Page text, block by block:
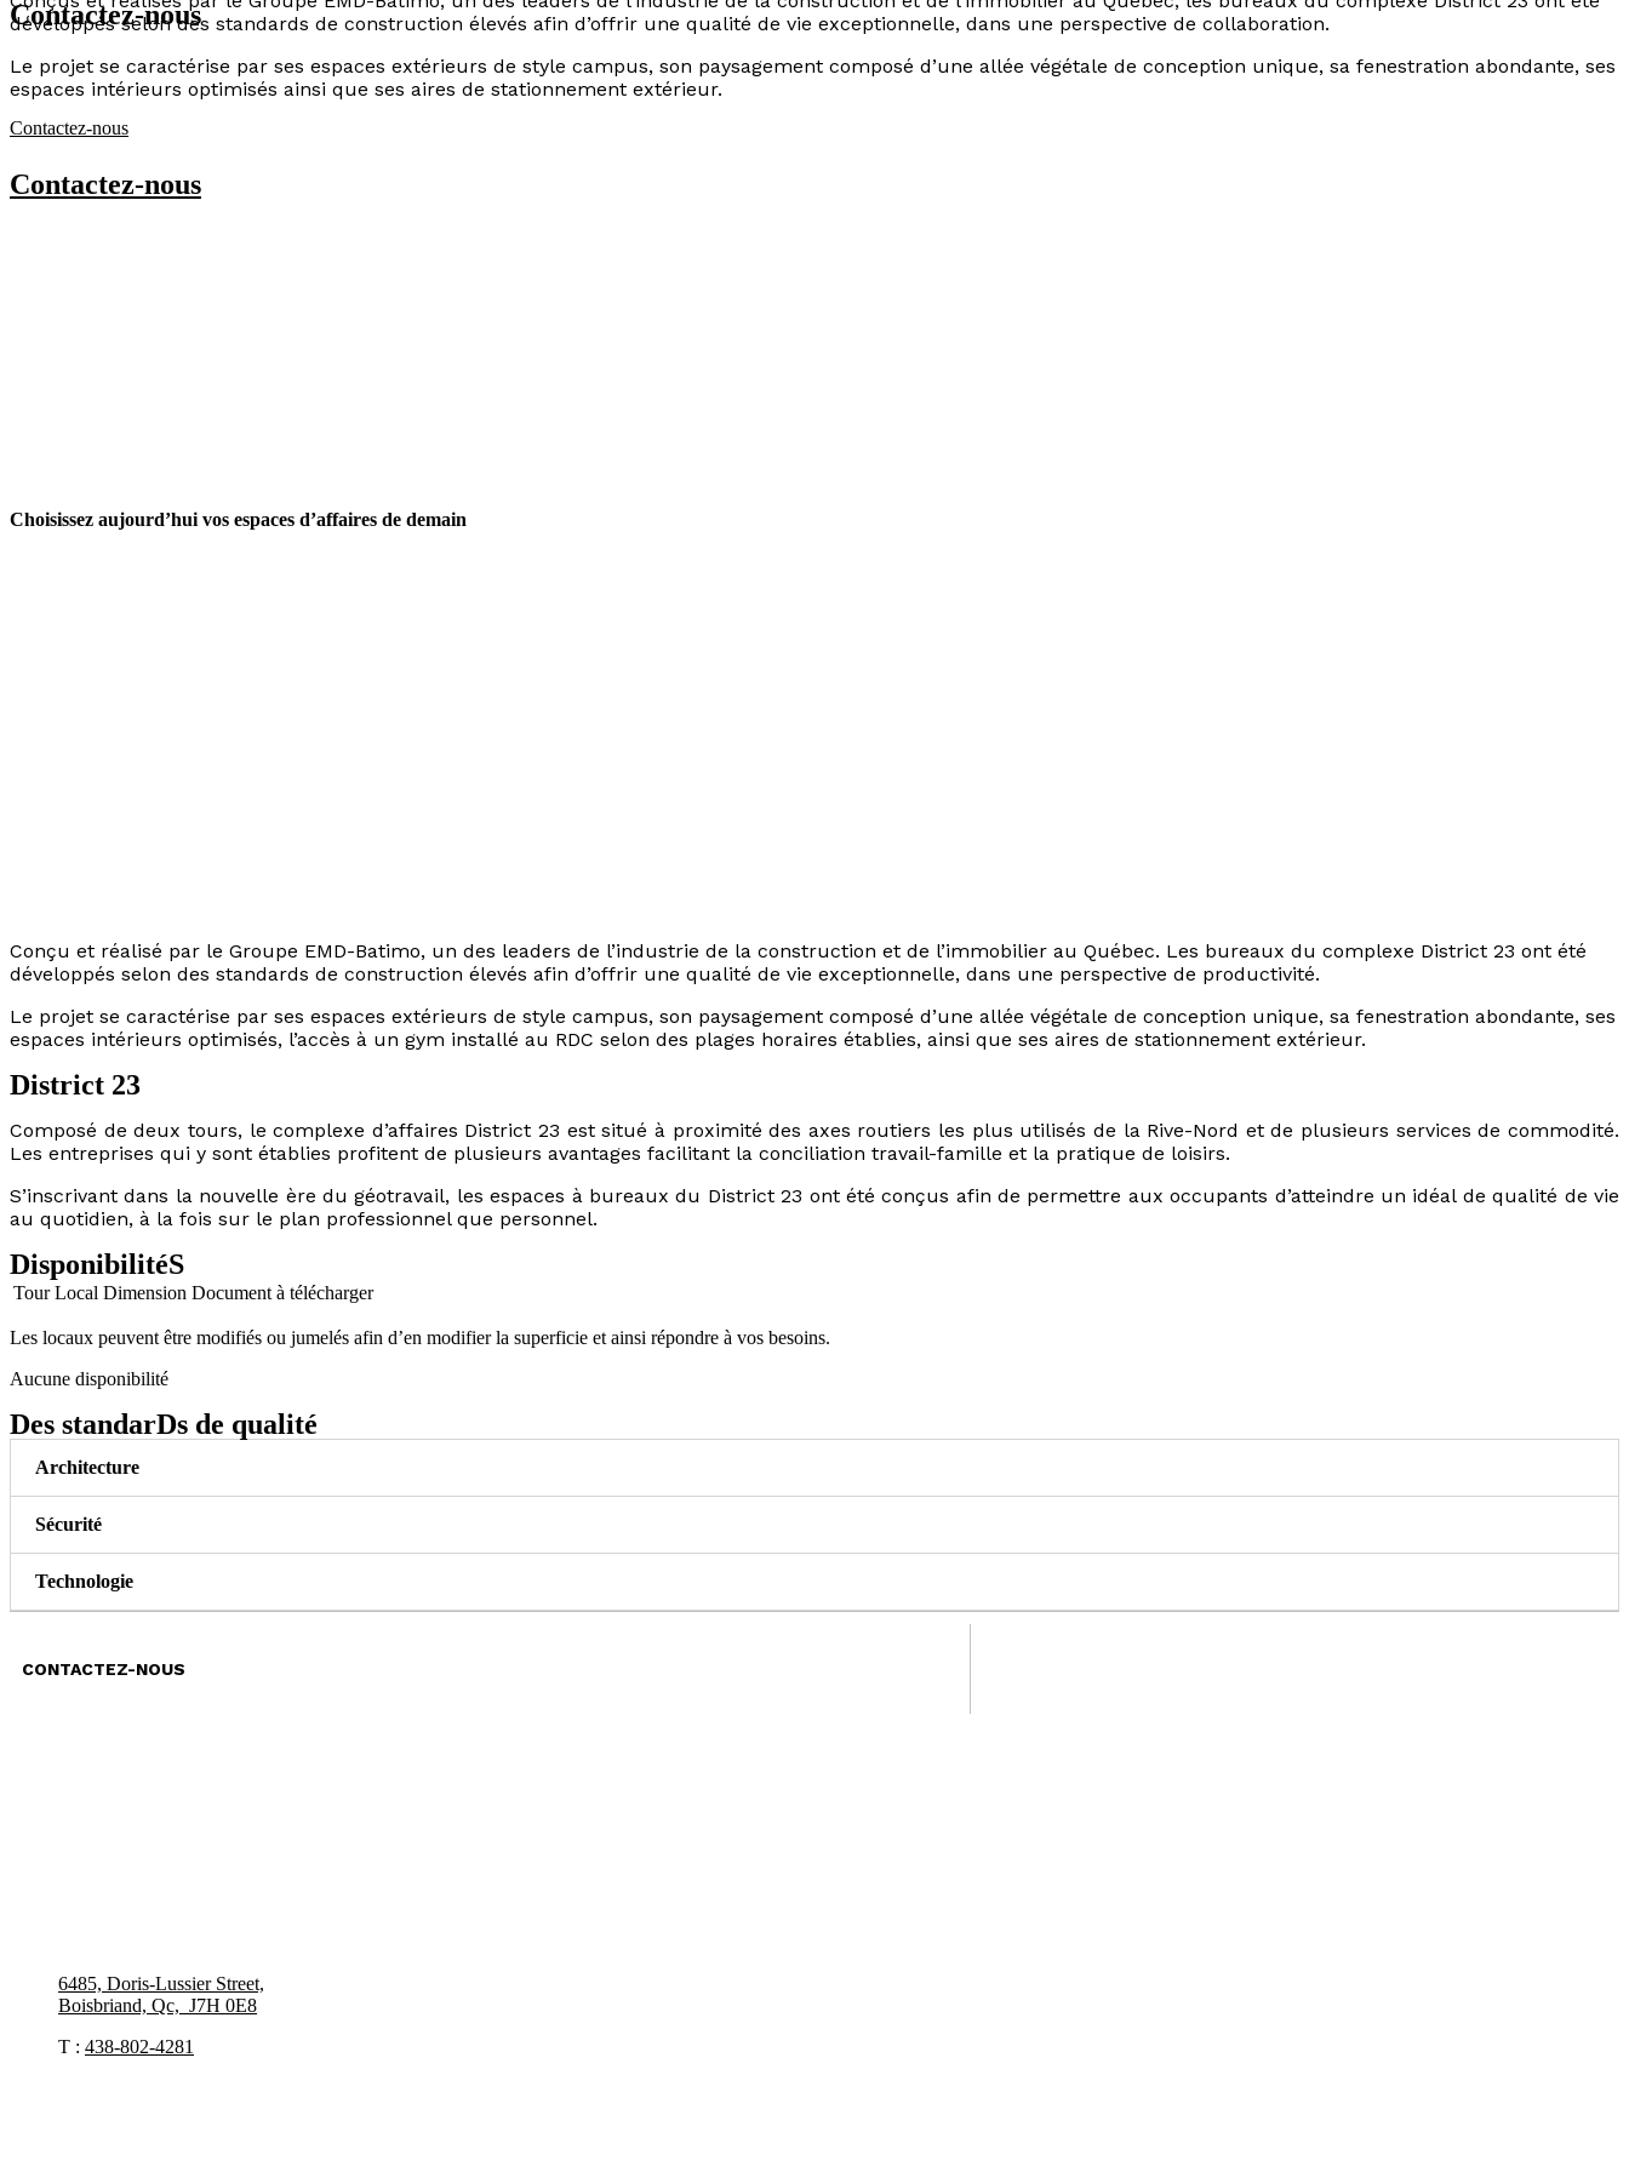
Contactez-nous
Contactez-nous
Contactez-nous
développés selon des standards de construction élevés afin d’offrir une qualité de vie exceptionnelle, dans une perspective de collaboration.
Le projet se caractérise par ses espaces extérieurs de style campus, son paysagement composé d’une allée végétale de conception unique, sa fenestration abondante, ses
espaces intérieurs optimisés ainsi que ses aires de stationnement extérieur.
Choisissez aujourd’hui vos espaces d’affaires de demain
Conçu et réalisé par le Groupe EMD-Batimo, un des leaders de l’industrie de la construction et de l’immobilier au Québec. Les bureaux du complexe District 23 ont été
développés selon des standards de construction élevés afin d’offrir une qualité de vie exceptionnelle, dans une perspective de productivité.
Le projet se caractérise par ses espaces extérieurs de style campus, son paysagement composé d’une allée végétale de conception unique, sa fenestration abondante, ses
espaces intérieurs optimisés, l’accès à un gym installé au RDC selon des plages horaires établies, ainsi que ses aires de stationnement extérieur.
District 23
Composé de deux tours, le complexe d’affaires District 23 est situé à proximité des axes routiers les plus utilisés de la Rive-Nord et de plusieurs services de commodité.
Les entreprises qui y sont établies profitent de plusieurs avantages facilitant la conciliation travail-famille et la pratique de loisirs.
S’inscrivant dans la nouvelle ère du géotravail, les espaces à bureaux du District 23 ont été conçus afin de permettre aux occupants d’atteindre un idéal de qualité de vie
au quotidien, à la fois sur le plan professionnel que personnel.
DisponibilitéS
Tour Local Dimension Document à télécharger
Les locaux peuvent être modifiés ou jumelés afin d’en modifier la superficie et ainsi répondre à vos besoins.
Aucune disponibilité
Des standarDs de qualité
Architecture
Sécurité
Technologie
CONTACTEZ-NOUS
6485, Doris-Lussier Street,
Boisbriand, Qc, J7H 0E8
T : 438-802-4281